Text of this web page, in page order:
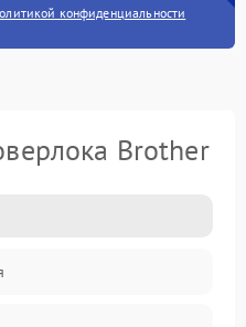
конфиденциальности
Brother